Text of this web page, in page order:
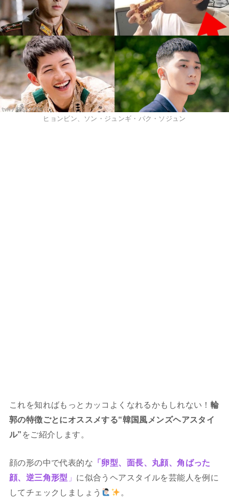
ヒョンビン、ソン・ジュンギ・パク・ソジュン
これを知ればもっとカッコよくなれるかもしれない！ 輪
郭の特徴ごとにオススメする“韓国風メンズヘアスタイ
ル” をご紹介します。
顔の形の中で代表的な 「卵型、面長、丸顔、角ばった
顔、逆三角形型 」 に似合うヘアスタイルを芸能人を例に
してチェックしましょう
。